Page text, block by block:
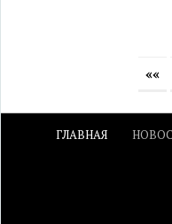
««
ГЛАВНАЯ